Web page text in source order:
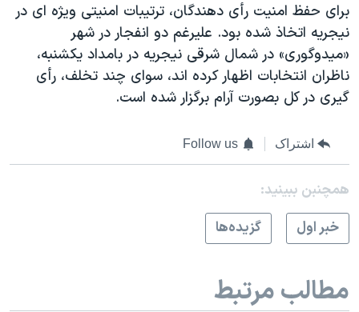
برای حفظ امنیت رأی دهندگان، ترتیبات امنیتی ویژه ای در
نیجریه اتخاذ شده بود. عليرغم دو انفجار در شهر
«میدوگوری» در شمال شرقی نیجریه در بامداد یکشنبه،
ناظران انتخابات اظهار کرده اند، سوای چند تخلف، رأی
گیری در کل بصورت آرام برگزار شده است.
اشتراک Follow us
همچنبن ببینید:
خبر اول
گزيده‌ها
مطالب مرتبط